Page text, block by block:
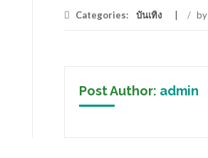
Categories: บันเทิง / by
Post Author: admin